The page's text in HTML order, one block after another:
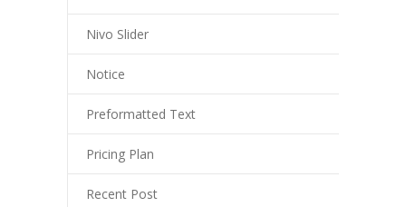
Nivo Slider
Notice
Preformatted Text
Pricing Plan
Recent Post